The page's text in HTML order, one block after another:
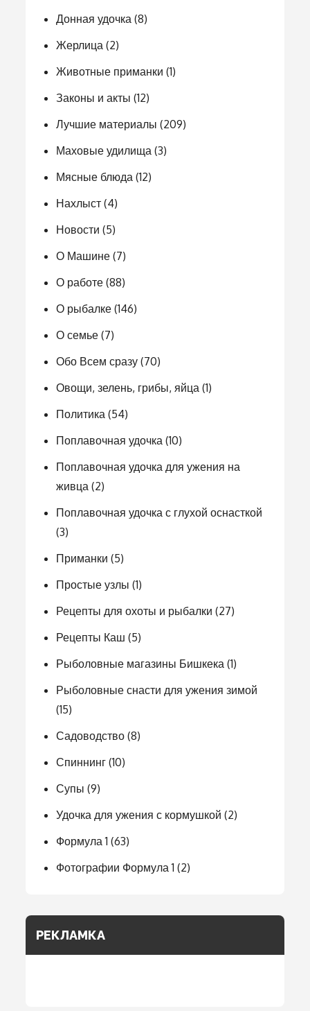
Донная удочка (8)
Жерлица (2)
Животные приманки (1)
Законы и акты (12)
Лучшие материалы (209)
Маховые удилища (3)
Мясные блюда (12)
Нахлыст (4)
Новости (5)
О Машине (7)
О работе (88)
О рыбалке (146)
О семье (7)
Обо Всем сразу (70)
Овощи, зелень, грибы, яйца (1)
Политика (54)
Поплавочная удочка (10)
Поплавочная удочка для ужения на
живца (2)
Поплавочная удочка с глухой оснасткой
(3)
Приманки (5)
Простые узлы (1)
Рецепты для охоты и рыбалки (27)
Рецепты Каш (5)
Рыболовные магазины Бишкека (1)
Рыболовные снасти для ужения зимой
(15)
Садоводство (8)
Спиннинг (10)
Супы (9)
Удочка для ужения с кормушкой (2)
Формула 1 (63)
Фотографии Формула 1 (2)
РЕКЛАМКА